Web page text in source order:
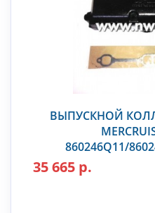
ВЫПУСКНОЙ
860246Q11/
35 665 р.